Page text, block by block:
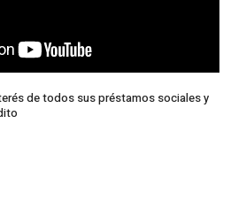
de todos sus préstamos sociales y